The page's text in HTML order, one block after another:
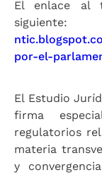
El enlace al
por-el-
El Estudio
firma
regulatorios
materia
y